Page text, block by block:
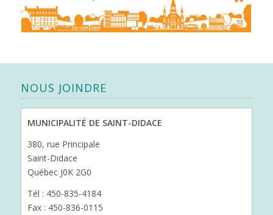
NOUS JOINDRE
MUNICIPALITÉ DE SAINT-DIDACE
380, rue Principale
Saint-Didace
Québec J0K 2G0
Tél : 450-835-4184
Fax : 450-836-0115